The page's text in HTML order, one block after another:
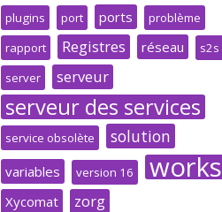
plugins port ports
problème
rapport
Registres réseau
s2s
server
serveur
serveur des services
service obsolète solution
variables version 16 works
Xycomat zorg